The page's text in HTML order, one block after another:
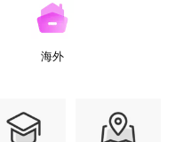
海外